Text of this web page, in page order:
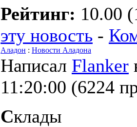
Рейтинг: 10.00
эту новость -
Аладон : Новости Аладона
Написал Flanker
11:20:00 (6224
Склады